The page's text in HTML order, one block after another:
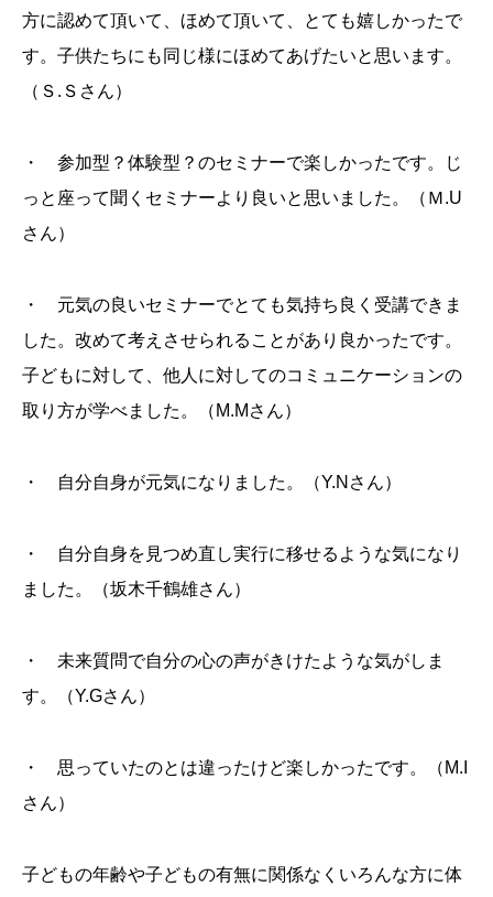
方に認めて頂いて、ほめて頂いて、とても嬉しかったで
す。子供たちにも同じ様にほめてあげたいと思います。
（Ｓ.Ｓさん）
・ 参加型？体験型？のセミナーで楽しかったです。じ
っと座って聞くセミナーより良いと思いました。（Ｍ.U
さん）
・ 元気の良いセミナーでとても気持ち良く受講できま
した。改めて考えさせられることがあり良かったです。
子どもに対して、他人に対してのコミュニケーションの
取り方が学べました。（M.Mさん）
・ 自分自身が元気になりました。（Y.Nさん）
・ 自分自身を見つめ直し実行に移せるような気になり
ました。（坂木千鶴雄さん）
・ 未来質問で自分の心の声がきけたような気がしま
す。（Y.Gさん）
・ 思っていたのとは違ったけど楽しかったです。（M.I
さん）
子どもの年齢や子どもの有無に関係なくいろんな方に体